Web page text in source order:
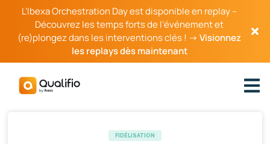
L’Ibexa Orchestration Day est disponible en replay –
Découvrez les temps forts de l’événement et
(re)plongez dans les interventions clés ! →Visionnez
les replays dès maintenant
FIDÉLISATION